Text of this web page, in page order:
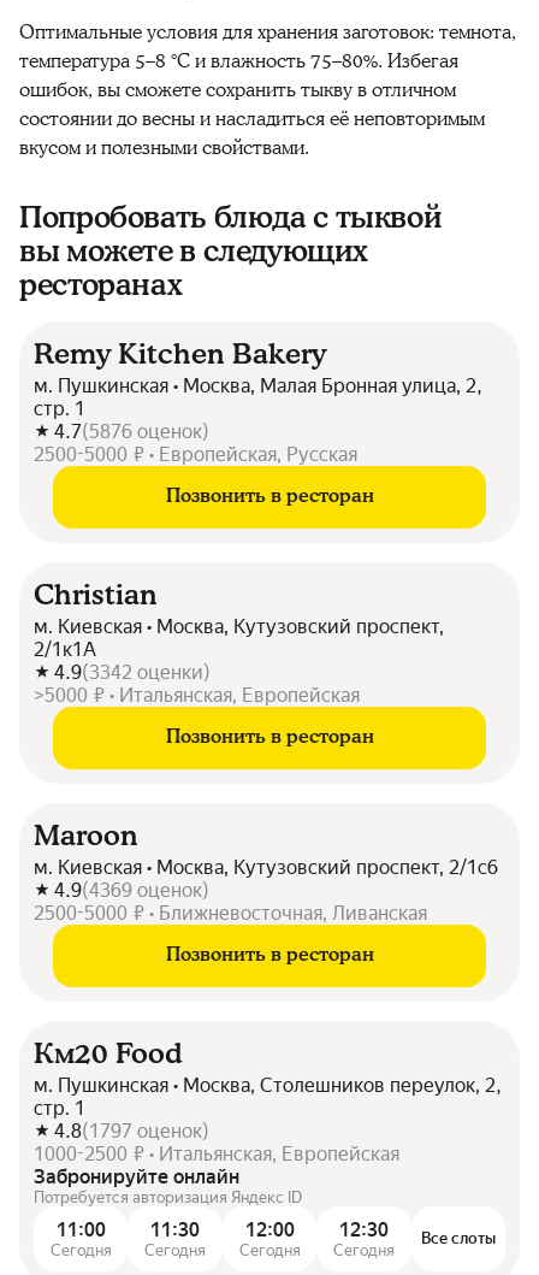
Оптимальные условия для хранениязаготовок: темнота,
температура 5–8 °C и влажность 75–80%. Избегая
ошибок, вы сможете сохранитьтыквув отличном
состоянии до весны и насладиться её неповторимым
вкусом иполезнымисвойствами.
Попробовать блюда с тыквой
вы можете в следующих
ресторанах
Remy Kitchen Bakery
м. Пушкинская • Москва, Малая Бронная улица, 2,
стр. 1
4.7(5876 оценок)
2500-5000 ₽ • Европейская, Русская
Позвонить в ресторан
Christian
м. Киевская • Москва, Кутузовский проспект,
2/1к1А
4.9(3342 оценки)
>5000 ₽ • Итальянская, Европейская
Позвонить в ресторан
Maroon
м. Киевская • Москва, Кутузовский проспект, 2/1с6
4.9(4369 оценок)
2500-5000 ₽ • Ближневосточная, Ливанская
Позвонить в ресторан
Км20 Food
м. Пушкинская • Москва, Столешников переулок, 2,
стр. 1
4.8(1797 оценок)
1000-2500 ₽ • Итальянская, Европейская
Забронируйте онлайн
Потребуется авторизация Яндекс ID
11:00
Сегодня
11:30
Сегодня
12:00
Сегодня
12:30
Сегодня
Все слоты